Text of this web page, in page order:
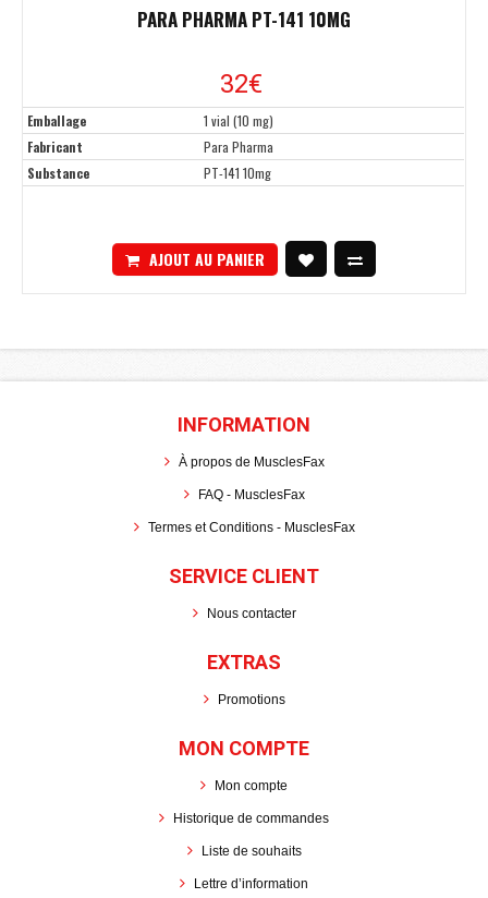
PARA PHARMA PT-141 10MG
32€
Emballage
1 vial (10 mg)
Fabricant
Para Pharma
Substance
PT-141 10mg
AJOUT AU PANIER
INFORMATION
À propos de MusclesFax
FAQ - MusclesFax
Termes et Conditions - MusclesFax
SERVICE CLIENT
Nous contacter
EXTRAS
Promotions
MON COMPTE
Mon compte
Historique de commandes
Liste de souhaits
Lettre d’information